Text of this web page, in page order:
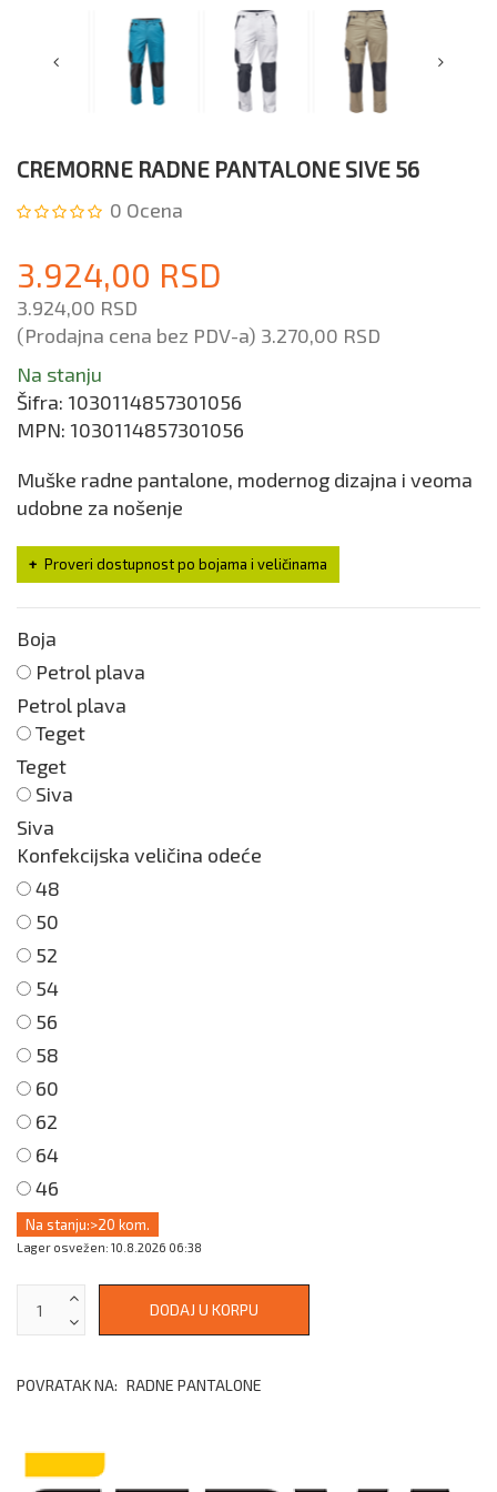
CREMORNE RADNE PANTALONE SIVE 56
0 Ocena
3.924,00 RSD
3.924,00 RSD
(Prodajna cena bez PDV-a) 3.270,00 RSD
Na stanju
Šifra: 1030114857301056
MPN: 1030114857301056
Muške radne pantalone, modernog dizajna i veoma
udobne za nošenje
Proveri dostupnost po bojama i veličinama
Boja
Petrol plava
Petrol plava
Teget
Teget
Siva
Siva
Konfekcijska veličina odeće
48
50
52
54
56
58
60
62
64
46
Na stanju:>20 kom.
Lager osvežen: 10.8.2026 06:38
POVRATAK NA: RADNE PANTALONE